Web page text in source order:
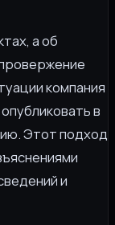
а об
компания
в
Этот подход
и